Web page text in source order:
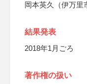
岡本英久（伊万里
結果発表
2018年1月ごろ
著作権の扱い